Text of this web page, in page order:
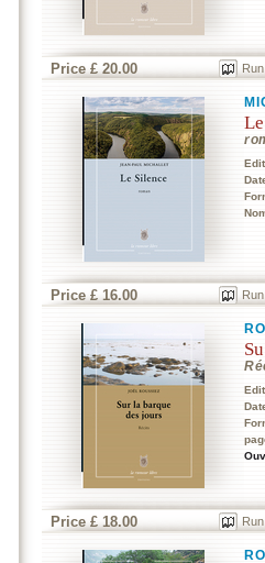
Price £ 20.00
Price £ 16.00
Price £ 18.00